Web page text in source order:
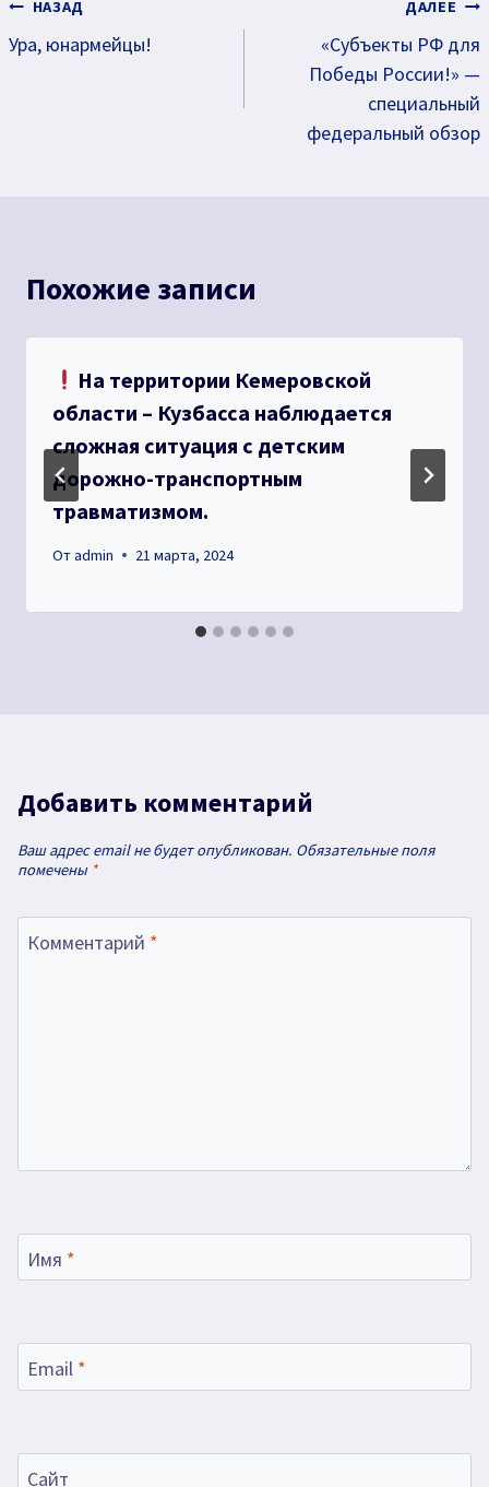
Навигация
по
НАЗАД
Ура, юнармейцы!
ДАЛЕЕ
«Субъекты РФ для
Победы России!» —
специальный
федеральный обзор
Похожие записи
На территории Кемеровской
области – Кузбасса наблюдается
сложная ситуация с детским
дорожно-транспортным
травматизмом.
Отadmin 21 марта, 2024
Добавить комментарий
Ваш адрес email не будет опубликован. Обязательные поля
помечены *
Комментарий *
Имя *
Email *
Сайт